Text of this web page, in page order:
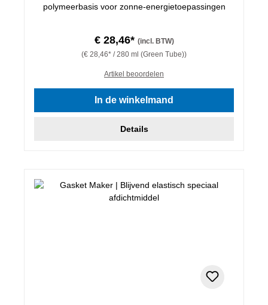
polymeerbasis voor zonne-energietoepassingen
€ 28,46* (incl. BTW)
(€ 28,46* / 280 ml (Green Tube))
Artikel beoordelen
In de winkelmand
Details